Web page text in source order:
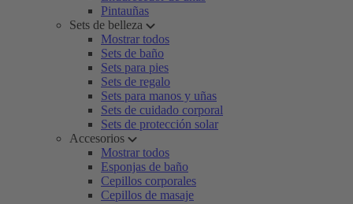
Pintauñas
Sets de belleza
Mostrar todos
Sets de baño
Sets para pies
Sets de regalo
Sets para manos y uñas
Sets de cuidado corporal
Sets de protección solar
Accesorios
Mostrar todos
Esponjas de baño
Cepillos corporales
Cepillos de masaje